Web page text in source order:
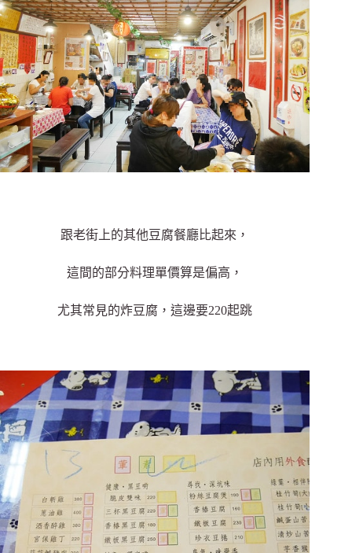
跟老街上的其他豆腐餐廳比起來，
這間的部分料理單價算是偏高，
尤其常見的炸豆腐，這邊要220起跳